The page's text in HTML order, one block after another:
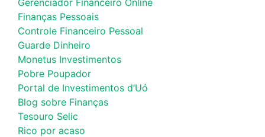
Gerenciador Financeiro Online
Finanças Pessoais
Controle Financeiro Pessoal
Guarde Dinheiro
Monetus Investimentos
Pobre Poupador
Portal de Investimentos d’Uó
Blog sobre Finanças
Tesouro Selic
Rico por acaso